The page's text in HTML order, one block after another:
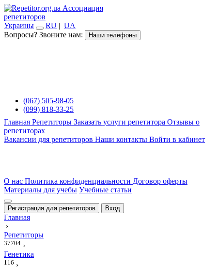
Ассоциация
репетиторов
Украины
RU | UA
Вопросы? Звоните нам:
Наши телефоны
(067) 505-98-05
(099) 818-33-25
Главная Репетиторы Заказать услуги репетитора Отзывы о
репетиторах
Вакансии для репетиторов Наши контакты Войти в кабинет
О нас Политика конфиденциальности Договор оферты
Материалы для учебы Учебные статьи
Регистрация для репетиторов Вход
Главная
›
Репетиторы
37704 ›
Генетика
116 ›